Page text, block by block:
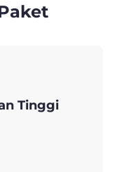
Tinggi